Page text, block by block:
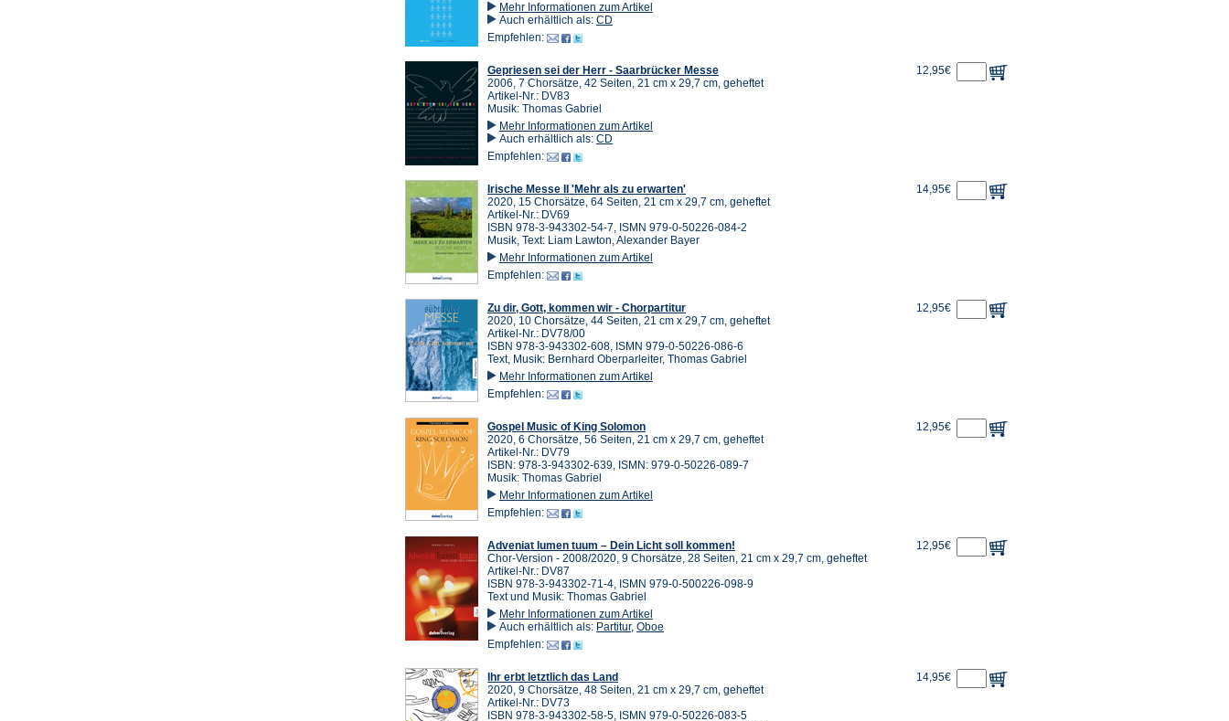
Mehr Informationen zum Artikel
Auch erhältlich als: CD
Empfehlen:
Gepriesen sei der Herr - Saarbrücker Messe
2006, 7 Chorsätze, 42 Seiten, 21 cm x 29,7 cm, geheftet
Artikel-Nr.: DV83
Musik: Thomas Gabriel
Mehr Informationen zum Artikel
Auch erhältlich als: CD
Empfehlen:
12,95€
Irische Messe II 'Mehr als zu erwarten'
2020, 15 Chorsätze, 64 Seiten, 21 cm x 29,7 cm, geheftet
Artikel-Nr.: DV69
ISBN 978-3-943302-54-7, ISMN 979-0-50226-084-2
Musik, Text: Liam Lawton, Alexander Bayer
Mehr Informationen zum Artikel
Empfehlen:
14,95€
Zu dir, Gott, kommen wir - Chorpartitur
2020, 10 Chorsätze, 44 Seiten, 21 cm x 29,7 cm, geheftet
Artikel-Nr.: DV78/00
ISBN 978-3-943302-608, ISMN 979-0-50226-086-6
Text, Musik: Bernhard Oberparleiter, Thomas Gabriel
Mehr Informationen zum Artikel
Empfehlen:
12,95€
Gospel Music of King Solomon
2020, 6 Chorsätze, 56 Seiten, 21 cm x 29,7 cm, geheftet
Artikel-Nr.: DV79
ISBN: 978-3-943302-639, ISMN: 979-0-50226-089-7
Musik: Thomas Gabriel
Mehr Informationen zum Artikel
Empfehlen:
12,95€
Adveniat lumen tuum – Dein Licht soll kommen!
Chor-Version - 2008/2020, 9 Chorsätze, 28 Seiten, 21 cm x 29,7 cm, geheftet
Artikel-Nr.: DV87
ISBN 978-3-943302-71-4, ISMN 979-0-500226-098-9
Text und Musik: Thomas Gabriel
Mehr Informationen zum Artikel
Auch erhältlich als: Partitur, Oboe
Empfehlen:
12,95€
Ihr erbt letztlich das Land
2020, 9 Chorsätze, 48 Seiten, 21 cm x 29,7 cm, geheftet
Artikel-Nr.: DV73
ISBN 978-3-943302-58-5, ISMN 979-0-50226-083-5
14,95€